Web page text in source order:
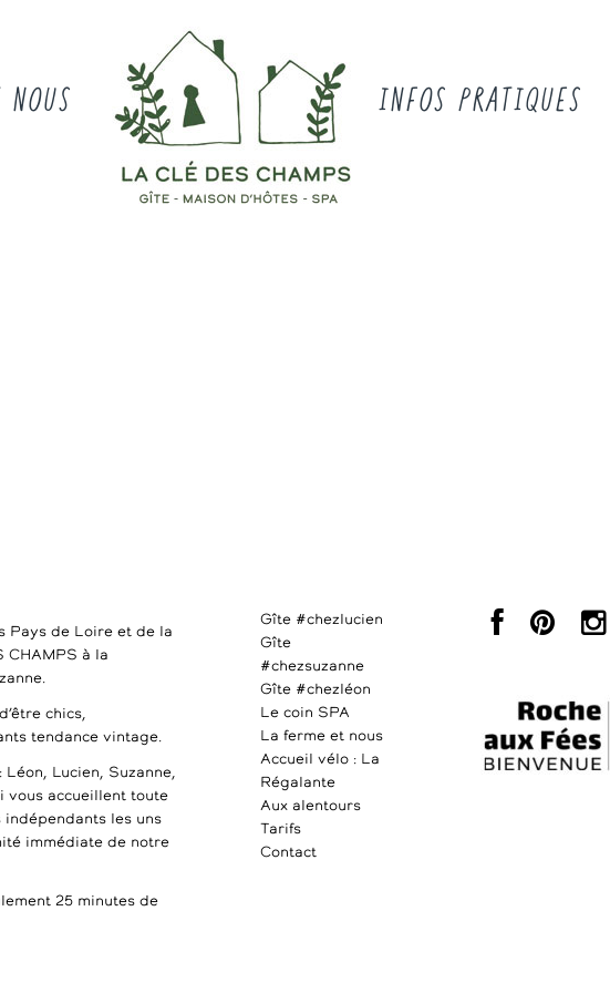
INFOS PRATIQUES
Pays de Loire et de la
CHAMPS à la
chics,
tendance vintage.
Lucien, Suzanne,
vous accueillent toute
indépendants les uns
immédiate de notre
25 minutes de
Gîte #chezlucien
Gîte
#chezsuzanne
Gîte #chezléon
Le coin SPA
La ferme et nous
Accueil vélo : La
Régalante
Aux alentours
Tarifs
Contact